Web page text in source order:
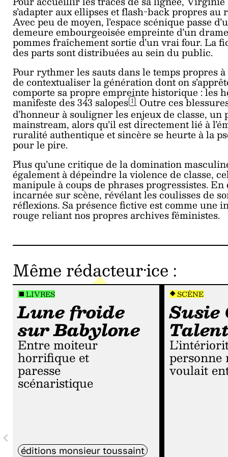
s’adapter aux ellipses et flash-back propres
Avec peu de moyen, l’espace scénique passe
demeure embourgeoisée empreinte d’un
pommes fraîchement sortie d’un vrai four. La
des parts sont distribuées au sein du public.
Pour rythmer les sauts dans le temps propres
de contextualiser la génération dont on
comporte sa propre empreinte historique : les
manifeste des 343 salopes 1. Outre ces
d’honneur à souligner les enjeux de classe,
mainstream, alors qu’il est directement lié à
ruralité authentique et sincère se heurte à la
pour le pire.
Plus qu’une critique de la domination
également à dépeindre la violence de classe,
manipule à coups de phrases progressistes.
incarnée sur scène, révélant les coulisses de
réflexions. Sa présence fictive est comme
rouge reliant nos propres archives féministes.
Même rédacteur·ice :
LIVRES
Lune froide
sur Babylone
Entre moiteur
horrifique et
paresse
scénaristique
éditions monsieur toussaint
SCÈNE
Susie
L’intériorité que
personne
voulait